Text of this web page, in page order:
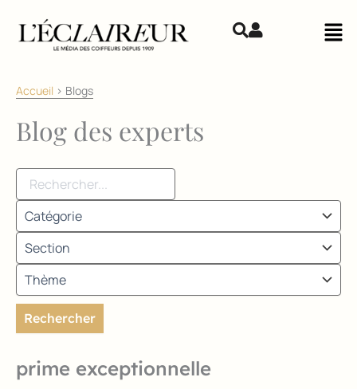
Accueil > Blogs
Blog des experts
Rechercher
prime exceptionnelle
PagePagePage